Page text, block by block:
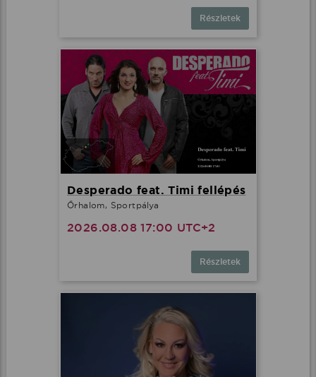
Részletek
Desperado feat. Timi fellépés
Őrhalom, Sportpálya
2026.08.08 17:00 UTC+2
Részletek